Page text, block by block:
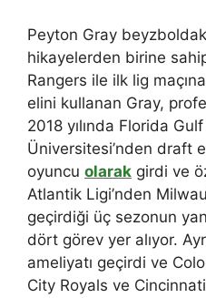
Peyton Gray
hikayelerden birine
Rangers ile ilk lig
elini kullanan Gray,
2018 yılında Florida
Üniversitesi’nden draft
oyuncu olarak girdi ve
Atlantik Ligi’nden
geçirdiği üç sezonun
dört görev yer alıyor.
ameliyatı geçirdi ve
City Royals ve